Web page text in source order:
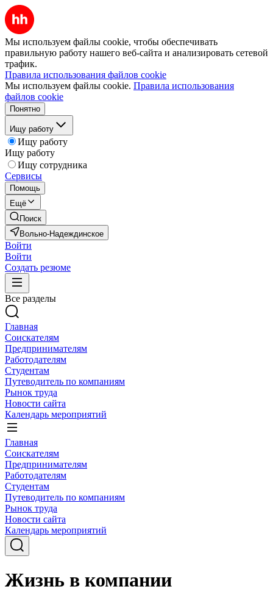
Мы используем файлы cookie, чтобы обеспечивать
правильную работу нашего веб-сайта и анализировать сетевой
трафик.
Правила использования файлов cookie
Мы используем файлы cookie. Правила использования
файлов cookie
Понятно
Ищу работу
Ищу работу
Ищу работу
Ищу сотрудника
Сервисы
Помощь
Ещё
Поиск
Вольно-Надеждинское
Войти
Войти
Создать резюме
Все разделы
Главная
Соискателям
Предпринимателям
Работодателям
Студентам
Путеводитель по компаниям
Рынок труда
Новости сайта
Календарь мероприятий
Главная
Соискателям
Предпринимателям
Работодателям
Студентам
Путеводитель по компаниям
Рынок труда
Новости сайта
Календарь мероприятий
Жизнь в компании